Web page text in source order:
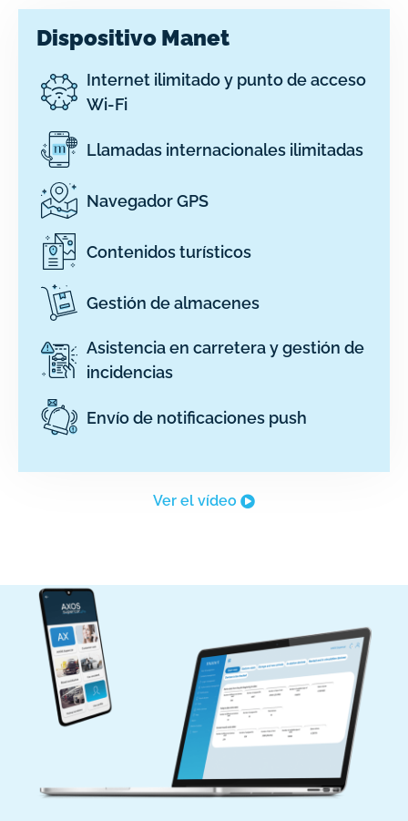
Dispositivo Manet
Internet ilimitado y punto de acceso
Wi-Fi
Llamadas internacionales ilimitadas
Navegador GPS
Contenidos turísticos
Gestión de almacenes
Asistencia en carretera y gestión de
incidencias
Envío de notificaciones push
Ver el vídeo